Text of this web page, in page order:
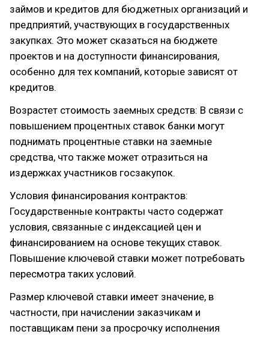
займов и кредитов для бюджетных организаций и
предприятий, участвующих в государственных
закупках. Это может сказаться на бюджете
проектов и на доступности финансирования,
особенно для тех компаний, которые зависят от
кредитов.
Возрастет стоимость заемных средств: В связи с
повышением процентных ставок банки могут
поднимать процентные ставки на заемные
средства, что также может отразиться на
издержках участников госзакупок.
Условия финансирования контрактов:
Государственные контракты часто содержат
условия, связанные с индексацией цен и
финансированием на основе текущих ставок.
Повышение ключевой ставки может потребовать
пересмотра таких условий.
Размер ключевой ставки имеет значение, в
частности, при начислении заказчикам и
поставщикам пени за просрочку исполнения